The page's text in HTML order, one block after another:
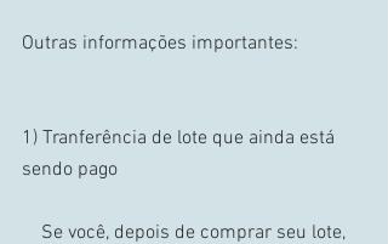
Outras informações importantes:
1) Tranferência de lote que ainda está
sendo pago